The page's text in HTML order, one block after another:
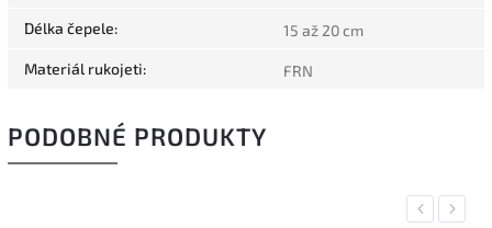
Délka čepele: 15 až 20 cm
Materiál rukojeti: FRN
PODOBNÉ PRODUKTY
Previous
Next